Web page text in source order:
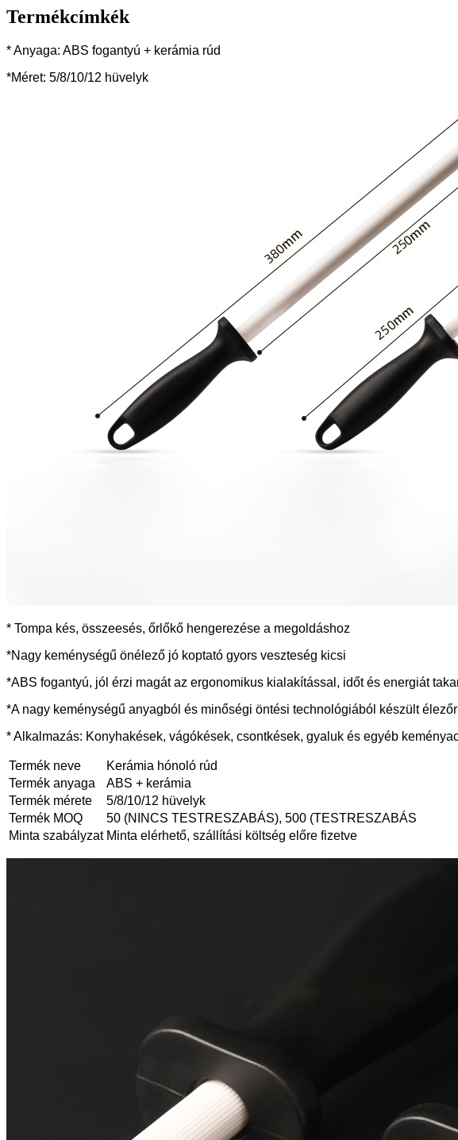
Termékcímkék
* Anyaga: ABS fogantyú + kerámia rúd
*Méret: 5/8/10/12 hüvelyk
* Tompa kés, összeesés, őrlőkő hengerezése a megoldáshoz
*Nagy keménységű önélező jó koptató gyors veszteség kicsi
*ABS fogantyú, jól érzi magát az ergonomikus kialakítással, időt és energiát
*A nagy keménységű anyagból és minőségi öntési technológiából készült
* Alkalmazás: Konyhakések, vágókések, csontkések, gyaluk és egyéb
Termék neve
Kerámia hónoló rúd
Termék anyaga
ABS + kerámia
Termék mérete
5/8/10/12 hüvelyk
Termék MOQ
50 (NINCS TESTRESZABÁS), 500 (TESTRESZABÁS
Minta szabályzat Minta elérhető, szállítási költség előre fizetve